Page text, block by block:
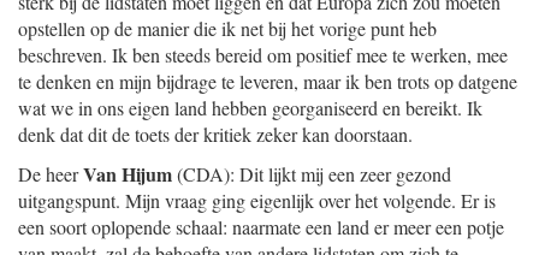
opstellen op de manier die ik net bij het vorige punt heb
beschreven. Ik ben steeds bereid om positief mee te werken, mee
te denken en mijn bijdrage te leveren, maar ik ben trots op datgene
wat we in ons eigen land hebben georganiseerd en bereikt. Ik
denk dat dit de toets der kritiek zeker kan doorstaan.
De heerVan Hijum(CDA): Dit lijkt mij een zeer gezond
uitgangspunt. Mijn vraag ging eigenlijk over het volgende. Er is
een soort oplopende schaal: naarmate een land er meer een potje